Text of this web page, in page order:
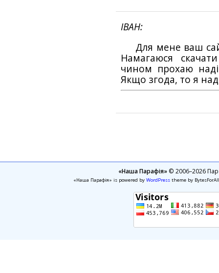
ІВАН
Для мене ваш
Намагаюся
чином прохаю
Якщо згода, то я
«Наша Парафія»© 2006–2026
«Наша Парафія» is powered by WordPresstheme by